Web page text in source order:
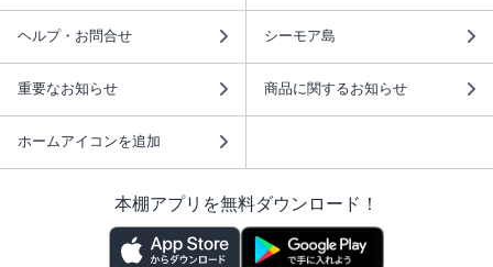
ヘルプ・お問合せ シーモア島
重要なお知らせ 商品に関するお知らせ
ホームアイコンを追加
本棚アプリを無料ダウンロード！